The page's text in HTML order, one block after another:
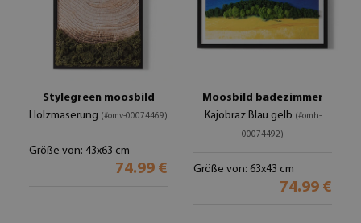
Stylegreen moosbild
Holzmaserung (#omv-00074469)
Größe von: 43x63 cm
74.99 €
Moosbild badezimmer
Kajobraz Blau gelb (#omh-
00074492)
Größe von: 63x43 cm
74.99 €